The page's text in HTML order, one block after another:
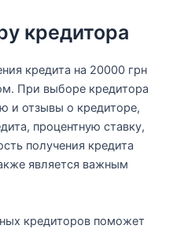
кредитора
кредита на 20000 грн
При выборе кредитора
и отзывы о кредиторе,
процентную ставку,
получения кредита
является важным
кредиторов поможет